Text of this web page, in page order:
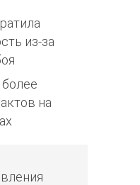
из-за
на